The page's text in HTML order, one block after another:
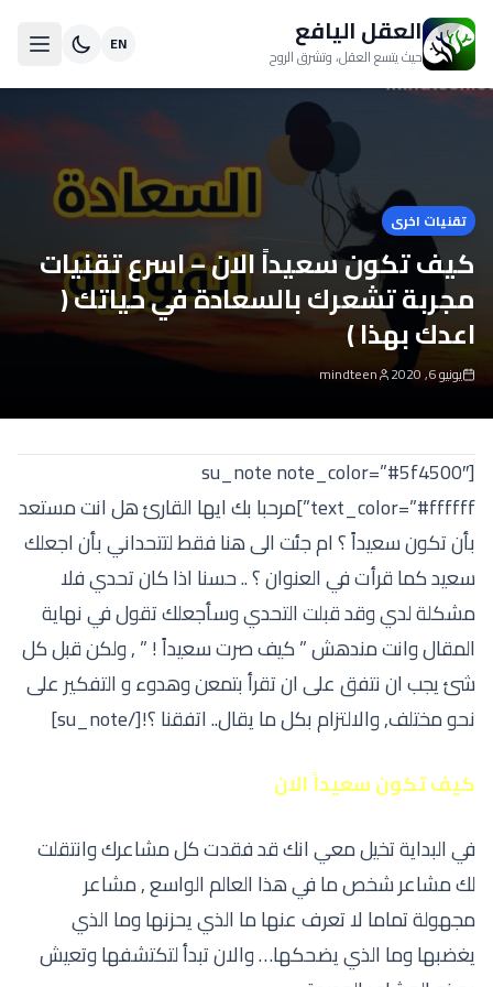
العقل اليافع
حيث يتسع العقل، وتشرق الروح EN
تقنيات اخرى
كيف تكون سعيداً الان – اسرع تقنيات
مجربة تشعرك بالسعادة في حياتك (
اعدك بهذا )
يونيو 6, 2020 mindteen
[su_note note_color=”#5f4500″
text_color=”#ffffff”]مرحبا بك ايها القارئ هل انت مستعد
بأن تكون سعيداً ؟ ام جئت الى هنا فقط لتتحداني بأن اجعلك
سعيد كما قرأت في العنوان ؟ .. حسنا اذا كان تحدي فلا
مشكلة لدي وقد قبلت التحدي وسأجعلك تقول في نهاية
المقال وانت مندهش ” كيف صرت سعيداً ! ” , ولكن قبل كل
شئ يجب ان نتفق على ان تقرأ بتمعن وهدوء و التفكير على
نحو مختلف, والالتزام بكل ما يقال.. اتفقنا ؟![/su_note]
كيف تكون سعيداً الان
في البداية تخيل معي انك قد فقدت كل مشاعرك وانتقلت
لك مشاعر شخص ما في هذا العالم الواسع , مشاعر
مجهولة تماما لا تعرف عنها ما الذي يحزنها وما الذي
يغضبها وما الذي يضحكها… والان تبدأ لتكتشفها وتعيش